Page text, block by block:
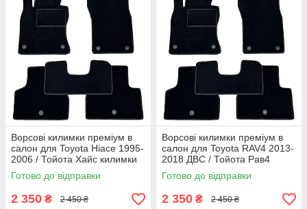
Ворсові килимки преміум в
салон для Toyota Hiace 1995-
2006 / Тойота Хайс килимки
Готово до відправки
2 350 ₴ 2 450 ₴
Ворсові килимки преміум в
салон для Toyota RAV4 2013-
2018 ДВС / Тойота Рав4
килимки
Готово до відправки
2 350 ₴ 2 450 ₴